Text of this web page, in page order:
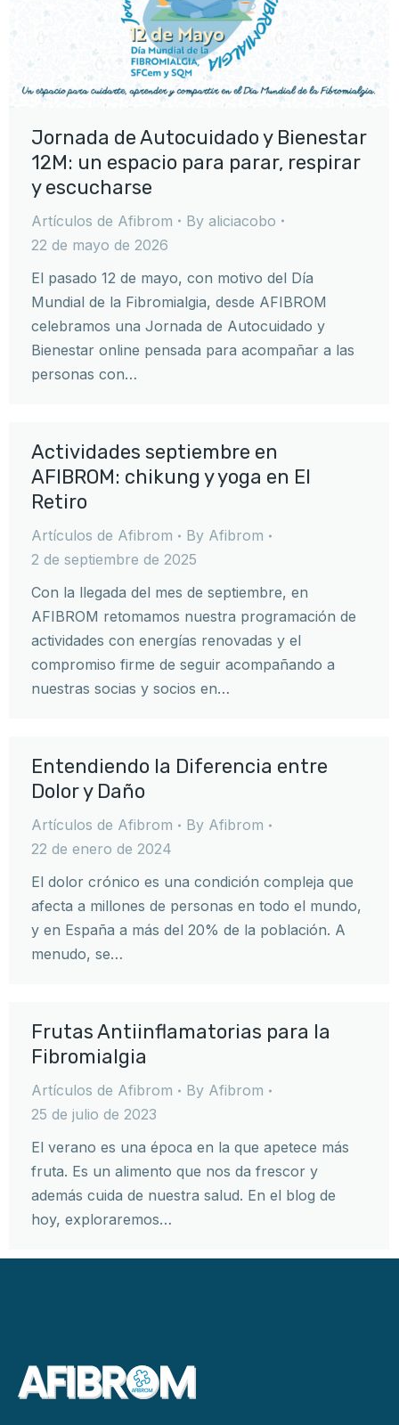
Jornada de Autocuidado y Bienestar
12M: un espacio para parar, respirar
y escucharse
Artículos de Afibrom By aliciacobo
22 de mayo de 2026
El pasado 12 de mayo, con motivo del Día
Mundial de la Fibromialgia, desde AFIBROM
celebramos una Jornada de Autocuidado y
Bienestar online pensada para acompañar a las
personas con…
Actividades septiembre en
AFIBROM: chikung y yoga en El
Retiro
Artículos de Afibrom By Afibrom
2 de septiembre de 2025
Con la llegada del mes de septiembre, en
AFIBROM retomamos nuestra programación de
actividades con energías renovadas y el
compromiso firme de seguir acompañando a
nuestras socias y socios en…
Entendiendo la Diferencia entre
Dolor y Daño
Artículos de Afibrom By Afibrom
22 de enero de 2024
El dolor crónico es una condición compleja que
afecta a millones de personas en todo el mundo,
y en España a más del 20% de la población. A
menudo, se…
Frutas Antiinflamatorias para la
Fibromialgia
Artículos de Afibrom By Afibrom
25 de julio de 2023
El verano es una época en la que apetece más
fruta. Es un alimento que nos da frescor y
además cuida de nuestra salud. En el blog de
hoy, exploraremos…